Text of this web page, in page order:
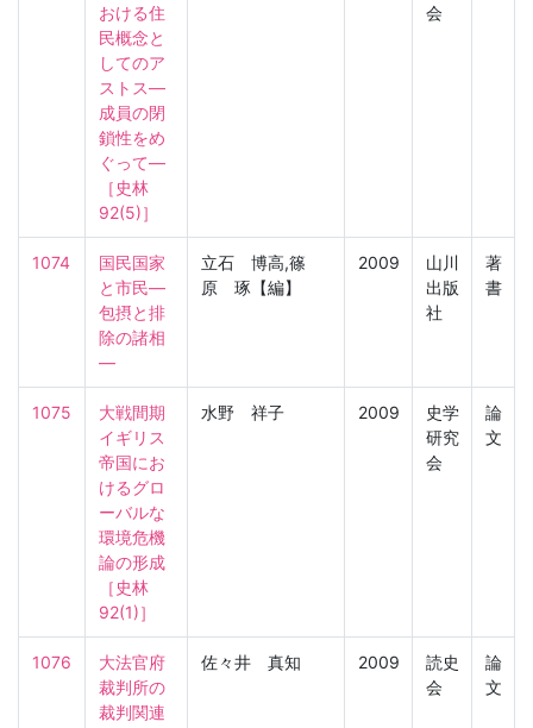
おける住
民概念と
してのア
ストス―
成員の閉
鎖性をめ
ぐって―
［史林
92(5)］
会
1074
国民国家
と市民―
包摂と排
除の諸相
―
立石 博高,篠
原 琢【編】
2009
山川
出版
社
著
書
1075
大戦間期
イギリス
帝国にお
けるグロ
ーバルな
環境危機
論の形成
［史林
92(1)］
水野 祥子 2009
史学
研究
会
論
文
1076
大法官府
裁判所の
裁判関連
佐々井 真知 2009
読史
会
論
文